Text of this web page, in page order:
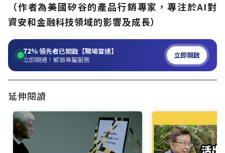
（作者為美國矽谷的產品行銷專家，專注於AI對
資安和金融科技領域的影響及成長）
72%領先者已開啟【職場雷達】
立即開通！解鎖專屬服務 立即開啟
延伸閱讀